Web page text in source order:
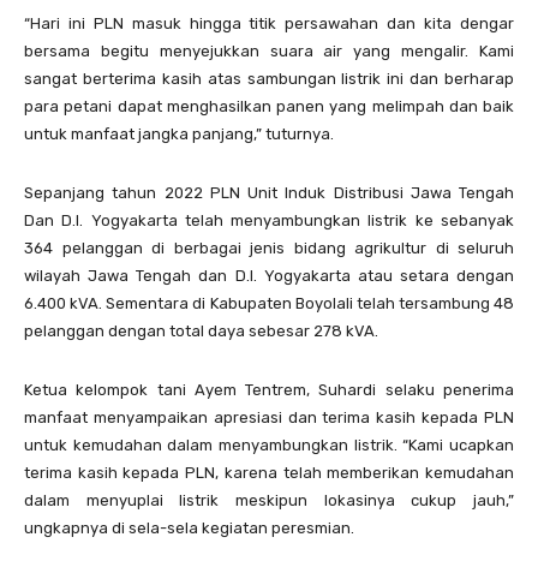
“Hari ini PLN masuk hingga titik persawahan dan kita dengar
bersama begitu menyejukkan suara air yang mengalir. Kami
sangat berterima kasih atas sambungan listrik ini dan berharap
para petani dapat menghasilkan panen yang melimpah dan baik
untuk manfaat jangka panjang,” tuturnya.
Sepanjang tahun 2022 PLN Unit Induk Distribusi Jawa Tengah
Dan D.I. Yogyakarta telah menyambungkan listrik ke sebanyak
364 pelanggan di berbagai jenis bidang agrikultur di seluruh
wilayah Jawa Tengah dan D.I. Yogyakarta atau setara dengan
6.400 kVA. Sementara di Kabupaten Boyolali telah tersambung 48
pelanggan dengan total daya sebesar 278 kVA.
Ketua kelompok tani Ayem Tentrem, Suhardi selaku penerima
manfaat menyampaikan apresiasi dan terima kasih kepada PLN
untuk kemudahan dalam menyambungkan listrik. “Kami ucapkan
terima kasih kepada PLN, karena telah memberikan kemudahan
dalam menyuplai listrik meskipun lokasinya cukup jauh,”
ungkapnya di sela-sela kegiatan peresmian.